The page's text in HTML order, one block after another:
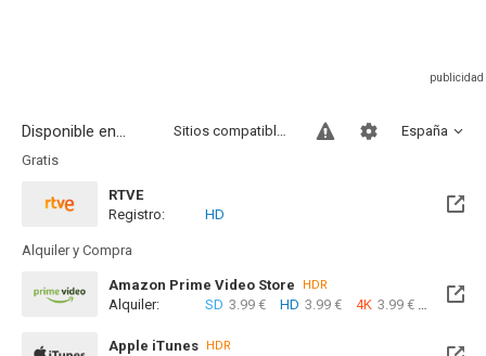
Disponible en... España
Sitios compatibles
Gratis
RTVE
Registro:
HD
Alquiler y Compra
Amazon Prime Video Store HDR
Alquiler: SD 3.99 € HD 3.99 € 4K 3.99 €
Apple iTunes HDR